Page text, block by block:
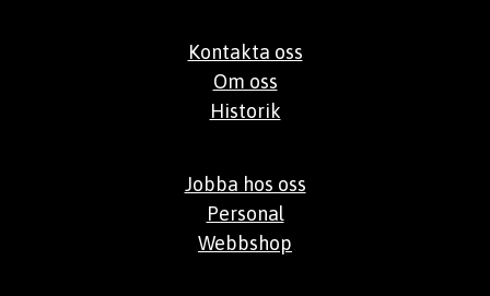
Kontakta oss
Om oss
Historik
Jobba hos oss
Personal
Webbshop